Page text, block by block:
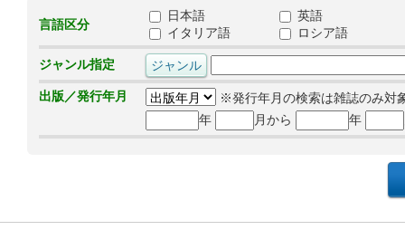
言語区分
日本語
英語
イタリア語
ロシア語
ジャンル指定
出版／発行年月
※発行年月の検索は雑誌のみ対
年
月から 年